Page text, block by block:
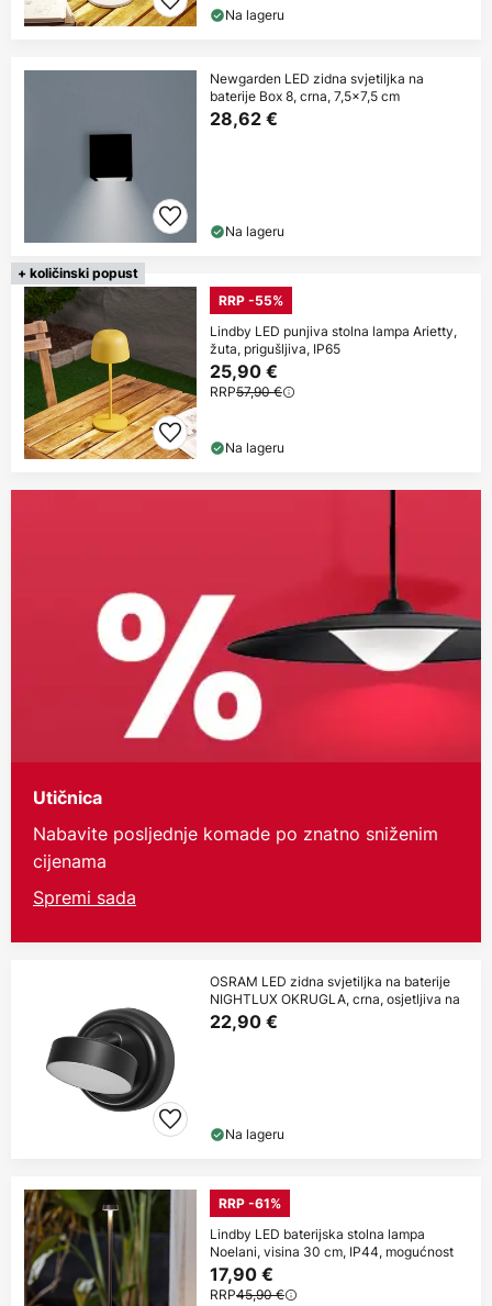
Na lageru
Newgarden LED zidna svjetiljka na
baterije Box 8, crna, 7,5x7,5 cm
28,62 €
Na lageru
+ količinski popust
RRP -55%
Lindby LED punjiva stolna lampa Arietty,
žuta, prigušljiva, IP65
25,90 €
RRP57,90 €
Na lageru
Utičnica
Nabavite posljednje komade po znatno sniženim
cijenama
Spremi sada
OSRAM LED zidna svjetiljka na baterije
NIGHTLUX OKRUGLA, crna, osjetljiva na
22,90 €
Na lageru
RRP -61%
Lindby LED baterijska stolna lampa
Noelani, visina 30 cm, IP44, mogućnost
17,90 €
RRP45,90 €